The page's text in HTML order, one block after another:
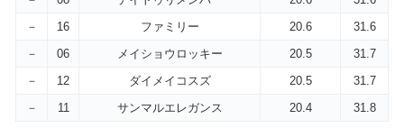
－
16 ファミリー 20.6
31.6
－
06 メイショウロッキー 20.5
31.7
－
12 ダイメイコスズ 20.5
31.7
－
11 サンマルエレガンス 20.4 31.8